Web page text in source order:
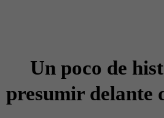
Un poco de
presumir delante